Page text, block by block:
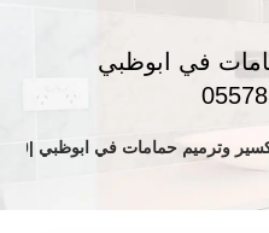
في ابوظبي
وترميم حمامات في ابوظبي |0557821580